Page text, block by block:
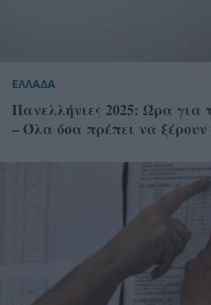
ΕΛΛΑΔΑ
Πανελλήνιες 2025: Ώρα για
– Όλα όσα πρέπει να ξέρουν